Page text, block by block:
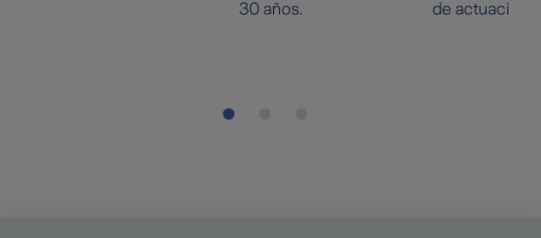
30 años.
de actuación.